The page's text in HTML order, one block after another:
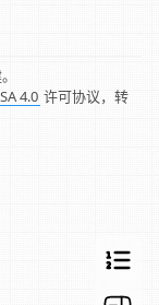
4.0 许可协议，转